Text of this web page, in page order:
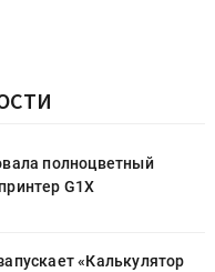
полноцветный
G1X
«Калькулятор